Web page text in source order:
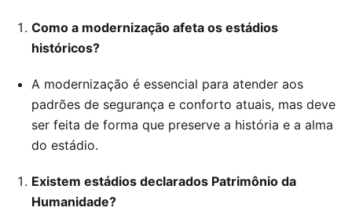
Como a modernização afeta os estádios
históricos?
A modernização é essencial para atender aos
padrões de segurança e conforto atuais, mas deve
ser feita de forma que preserve a história e a alma
do estádio.
Existem estádios declarados Patrimônio da
Humanidade?